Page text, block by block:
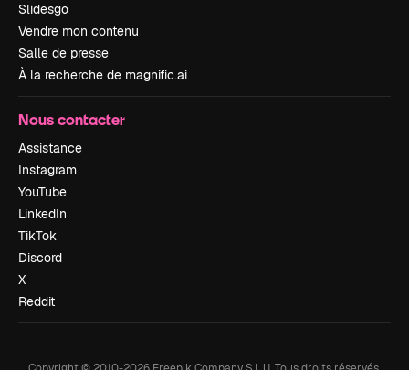
Slidesgo
Vendre mon contenu
Salle de presse
À la recherche de magnific.ai
Nous contacter
Assistance
Instagram
YouTube
LinkedIn
TikTok
Discord
X
Reddit